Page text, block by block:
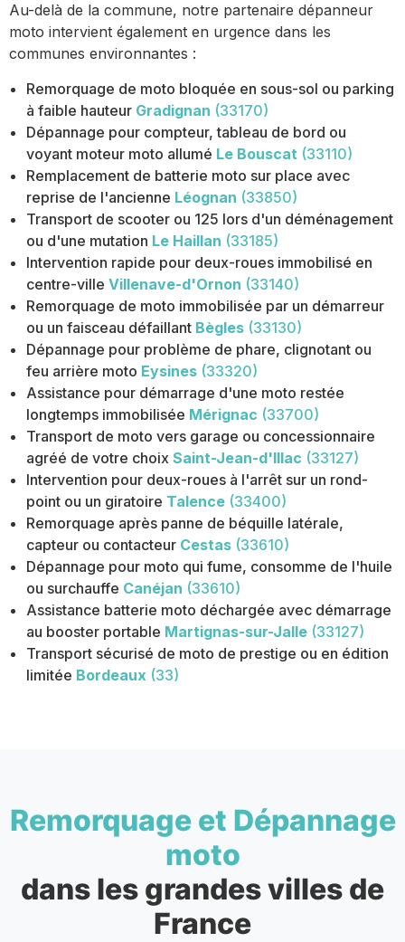
Au-delà de la commune, notre partenaire dépanneur
moto intervient également en urgence dans les
communes environnantes :
Remorquage de moto bloquée en sous-sol ou parking
à faible hauteur Gradignan (33170)
Dépannage pour compteur, tableau de bord ou
voyant moteur moto allumé Le Bouscat (33110)
Remplacement de batterie moto sur place avec
reprise de l'ancienne Léognan (33850)
Transport de scooter ou 125 lors d'un déménagement
ou d'une mutation Le Haillan (33185)
Intervention rapide pour deux-roues immobilisé en
centre-ville Villenave-d'Ornon (33140)
Remorquage de moto immobilisée par un démarreur
ou un faisceau défaillant Bègles (33130)
Dépannage pour problème de phare, clignotant ou
feu arrière moto Eysines (33320)
Assistance pour démarrage d'une moto restée
longtemps immobilisée Mérignac (33700)
Transport de moto vers garage ou concessionnaire
agréé de votre choix Saint-Jean-d'Illac (33127)
Intervention pour deux-roues à l'arrêt sur un rond-
point ou un giratoire Talence (33400)
Remorquage après panne de béquille latérale,
capteur ou contacteur Cestas (33610)
Dépannage pour moto qui fume, consomme de l'huile
ou surchauffe Canéjan (33610)
Assistance batterie moto déchargée avec démarrage
au booster portable Martignas-sur-Jalle (33127)
Transport sécurisé de moto de prestige ou en édition
limitée Bordeaux (33)
Remorquage et Dépannage
moto
dans les grandes villes de
France